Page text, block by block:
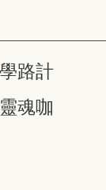
路計
魂咖